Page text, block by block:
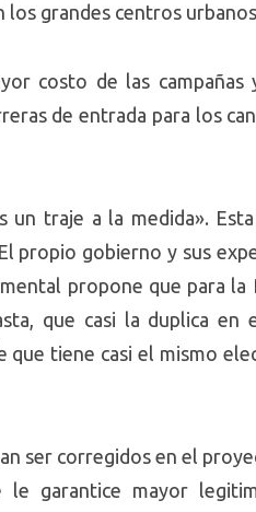
los grandes centros
costo de las
de entrada para los
un traje a la medida».
propio gobierno y sus
propone que para la
que casi la duplica
que tiene casi el mismo
ser corregidos en el
le garantice mayor